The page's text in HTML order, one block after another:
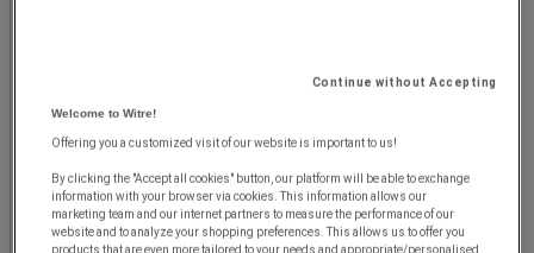
Pris
Fasettvärde
Mellan 1 000 kr och 2 000 kr (1)Mellan
1 000 kr
Continue without Accepting
Welcome to Witre!
Offering you a customized visit of our website is important to us!
By clicking the "Accept all cookies" button, our platform will be able to exchange
information with your browser via cookies. This information allows our
marketing team and our internet partners to measure the performance of our
website and to analyze your shopping preferences. This allows us to offer you
products that are even more tailored to your needs and appropriate/personalised